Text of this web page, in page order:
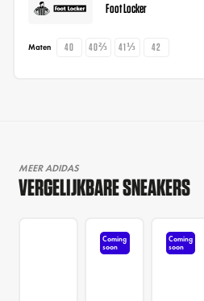
Foot Locker
Maten 40 40⅔ 41⅓ 42
MEER ADIDAS
VERGELIJKBARE SNEAKERS
Coming
soon
Coming
soon